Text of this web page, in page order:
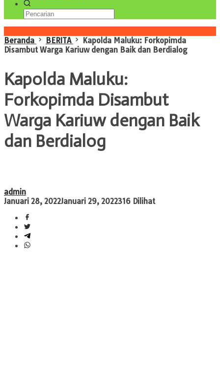
Beranda
BERITA
Kapolda Maluku: Forkopimda
Disambut Warga Kariuw dengan Baik dan Berdialog
Kapolda Maluku:
Forkopimda Disambut
Warga Kariuw dengan Baik
dan Berdialog
admin
Januari 28, 2022Januari 29, 2022316 Dilihat